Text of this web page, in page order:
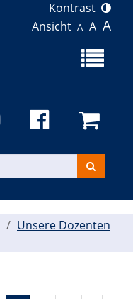
Kontrast
Ansicht A A A
Menü
Kurse
suchen
Unsere Dozenten